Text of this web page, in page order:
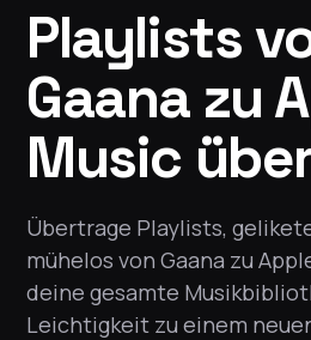
Playlists
Gaana zu
Music
Übertrage Playlists,
mühelos von Gaana zu
deine gesamte
Leichtigkeit zu einem